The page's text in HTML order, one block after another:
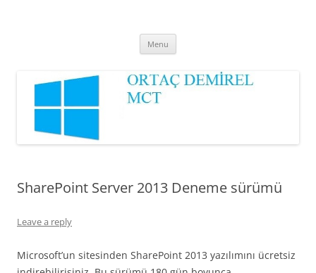
Menu
SharePoint Server 2013 Deneme sürümü
Leave a reply
Microsoft’un sitesinden SharePoint 2013 yazılımını ücretsiz